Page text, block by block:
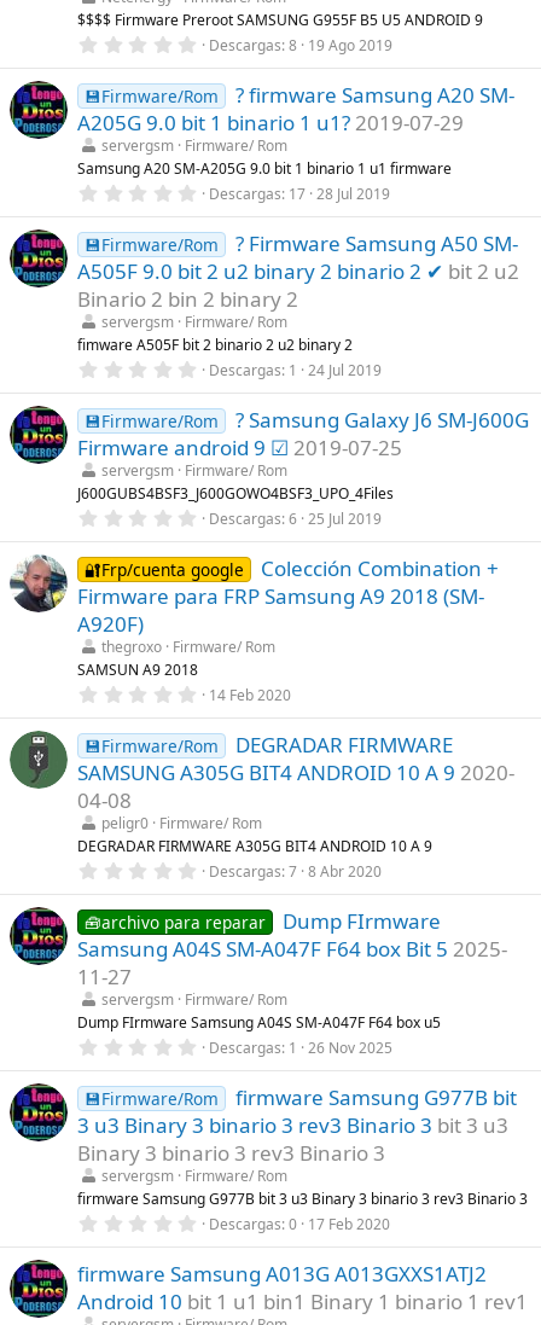
l
a
(
s
)
$$$$ Firmware Preroot SAMSUNG G955F B5 U5 ANDROID 9
0
0
0
e
s
t
r
e
l
a
(
s
)
Descargas 8 19 Ago 2019
💾Firmware/Rom
? firmware Samsung A20 SM-
A205G 9.0 bit 1 binario 1 u1? 2019-07-29
servergsm Firmware/ Rom
Samsung A20 SM-A205G 9.0 bit 1 binario 1 u1 firmware
0
0
0
e
s
e
l
a
(
s
)
Descargas 17 28 Jul 2019
💾Firmware/Rom
? Firmware Samsung A50 SM-
A505F 9.0 bit 2 u2 binary 2 binario 2 ✔ bit 2 u2
Binario 2 bin 2 binary 2
servergsm Firmware/ Rom
fimware A505F bit 2 binario 2 u2 binary 2
0
0
0
e
s
t
r
e
l
a
(
s
)
Descargas 1 24 Jul 2019
💾Firmware/Rom
? Samsung Galaxy J6 SM-J600G
Firmware android 9 ☑ 2019-07-25
servergsm Firmware/ Rom
J600GUBS4BSF3_J600GOWO4BSF3_UPO_4Files
0
0
0
e
s
e
l
a
(
s
)
Descargas 6 25 Jul 2019
🔐Frp/cuenta google
Colección Combination +
Firmware para FRP Samsung A9 2018 (SM-
A920F)
thegroxo Firmware/ Rom
SAMSUN A9 2018
0
0
0
e
s
e
l
a
(
s
)
14 Feb 2020
💾Firmware/Rom
DEGRADAR FIRMWARE
SAMSUNG A305G BIT4 ANDROID 10 A 9 2020-
04-08
peligr0 Firmware/ Rom
DEGRADAR FIRMWARE A305G BIT4 ANDROID 10 A 9
0
0
0
e
s
e
l
a
(
s
)
Descargas 7 8 Abr 2020
🧰archivo para reparar
Dump FIrmware
Samsung A04S SM-A047F F64 box Bit 5 2025-
11-27
servergsm Firmware/ Rom
Dump FIrmware Samsung A04S SM-A047F F64 box u5
0
0
0
e
s
t
r
e
l
l
a
(
s
)
Descargas 1 26 Nov 2025
💾Firmware/Rom
firmware Samsung G977B bit
3 u3 Binary 3 binario 3 rev3 Binario 3 bit 3 u3
Binary 3 binario 3 rev3 Binario 3
servergsm Firmware/ Rom
firmware Samsung G977B bit 3 u3 Binary 3 binario 3 rev3 Binario 3
0
0
0
e
s
Descargas 0 17 Feb 2020
firmware Samsung A013G A013GXXS1ATJ2
Android 10 bit 1 u1 bin1 Binary 1 binario 1 rev1